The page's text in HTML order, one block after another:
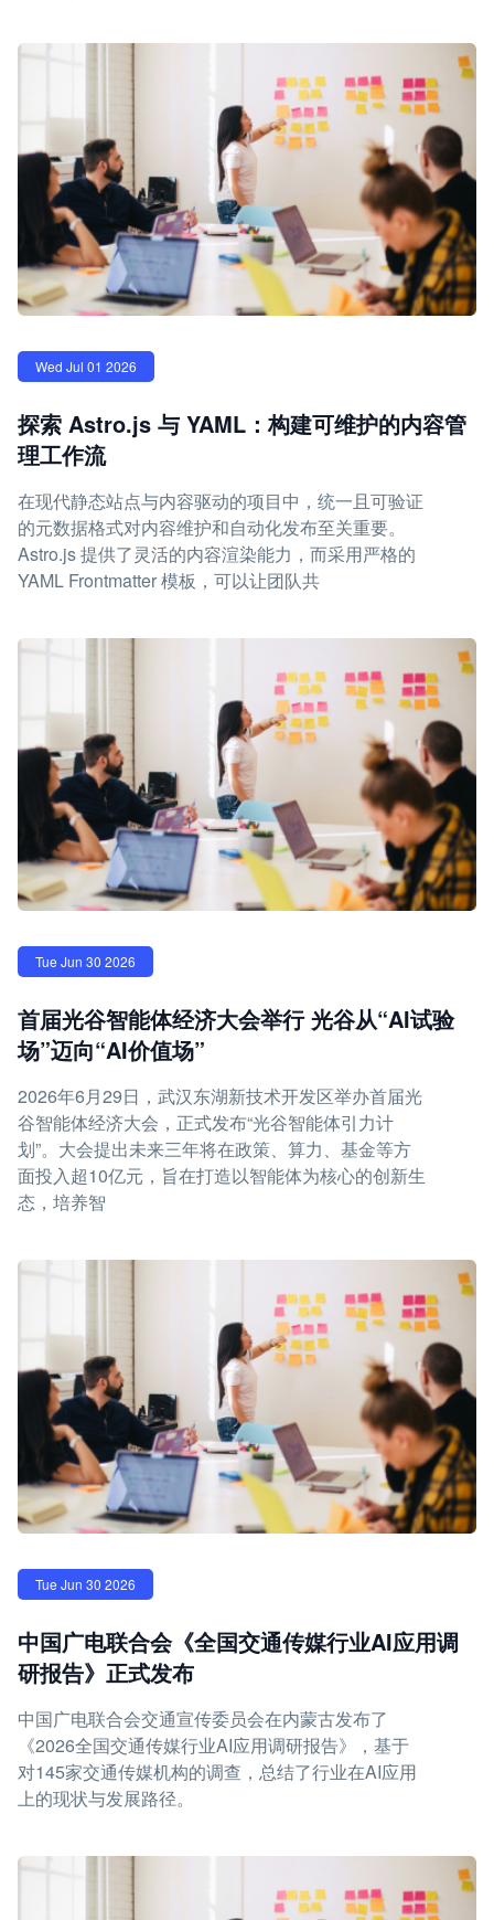
Wed Jul 01 2026
探索 Astro.js 与 YAML：构建可维护的内容管
理工作流
在现代静态站点与内容驱动的项目中，统一且可验证
的元数据格式对内容维护和自动化发布至关重要。
Astro.js 提供了灵活的内容渲染能力，而采用严格的
YAML Frontmatter 模板，可以让团队共
Tue Jun 30 2026
首届光谷智能体经济大会举行 光谷从“AI试验
场”迈向“AI价值场”
2026年6月29日，武汉东湖新技术开发区举办首届光
谷智能体经济大会，正式发布“光谷智能体引力计
划”。大会提出未来三年将在政策、算力、基金等方
面投入超10亿元，旨在打造以智能体为核心的创新生
态，培养智
Tue Jun 30 2026
中国广电联合会《全国交通传媒行业AI应用调
研报告》正式发布
中国广电联合会交通宣传委员会在内蒙古发布了
《2026全国交通传媒行业AI应用调研报告》，基于
对145家交通传媒机构的调查，总结了行业在AI应用
上的现状与发展路径。